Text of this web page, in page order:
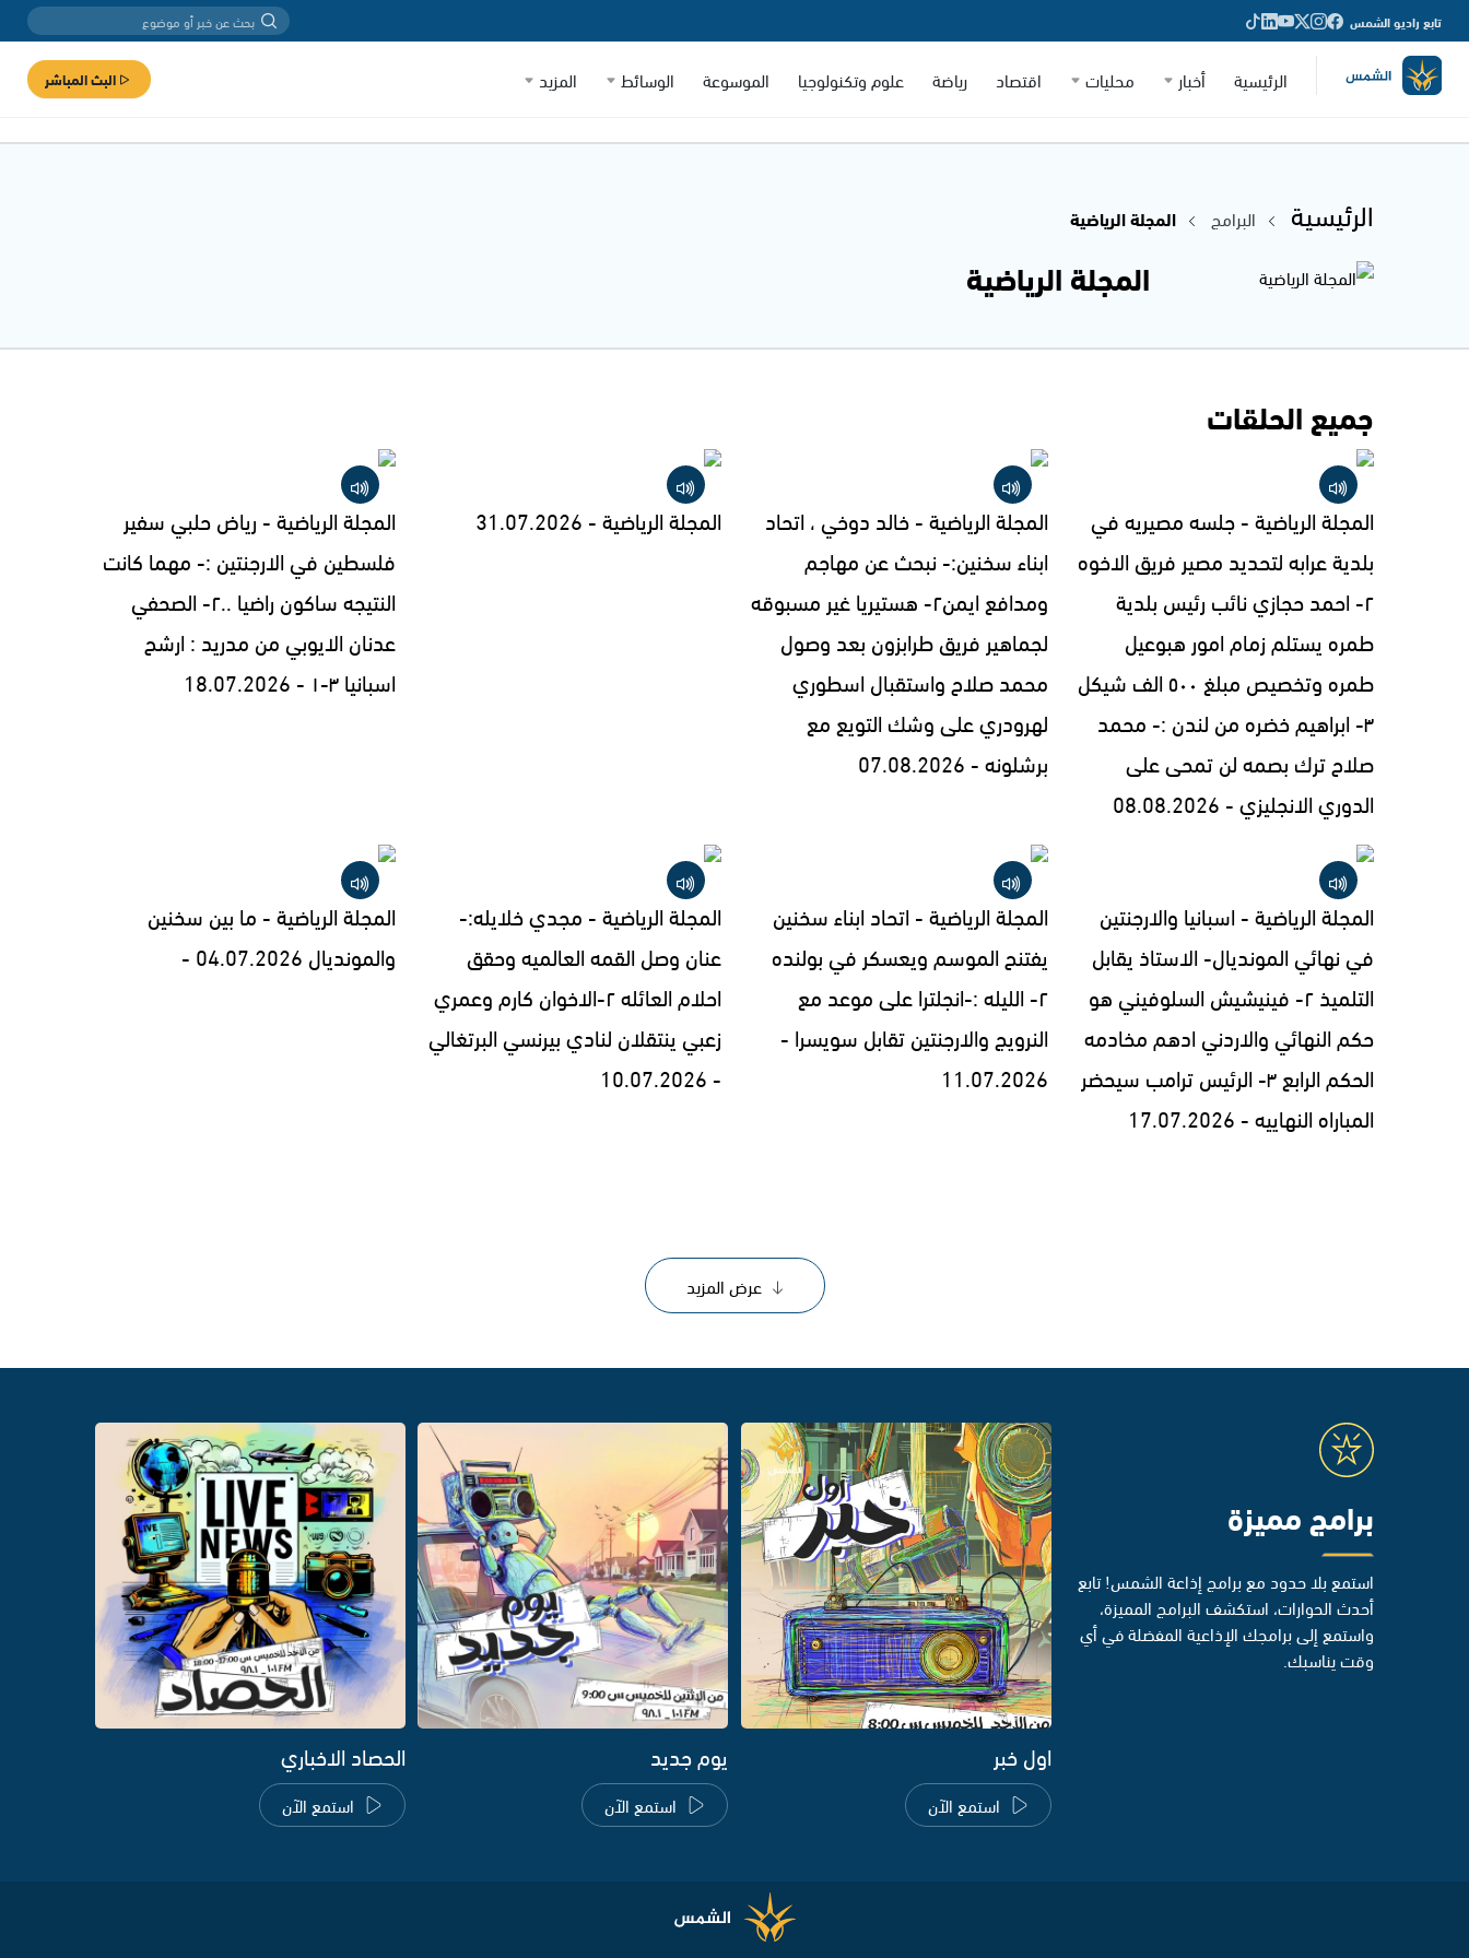
تابع راديو الشمس
الرئيسية أخبار محليات اقتصاد رياضة علوم وتكنولوجيا الموسوعة الوسائط المزيد البث المباشر
الرئيسية البرامج المجلة الرياضية
المجلة الرياضية
جميع الحلقات
المجلة الرياضية - جلسه مصيريه في
بلدية عرابه لتحديد مصير فريق الاخوه
٢- احمد حجازي نائب رئيس بلدية
طمره يستلم زمام امور هبوعيل
طمره وتخصيص مبلغ ٥٠٠ الف شيكل
٣- ابراهيم خضره من لندن :- محمد
صلاح ترك بصمه لن تمحى على
الدوري الانجليزي - 08.08.2026
المجلة الرياضية - خالد دوخي ، اتحاد
ابناء سخنين:- نبحث عن مهاجم
ومدافع ايمن٢- هستيريا غير مسبوقه
لجماهير فريق طرابزون بعد وصول
محمد صلاح واستقبال اسطوري
لهرودري على وشك التويع مع
برشلونه - 07.08.2026
المجلة الرياضية - 31.07.2026
المجلة الرياضية - رياض حلبي سفير
فلسطين في الارجنتين :- مهما كانت
النتيجه ساكون راضيا ..٢- الصحفي
عدنان الايوبي من مدريد : ارشح
اسبانيا ٣-١ - 18.07.2026
المجلة الرياضية - اسبانيا والارجنتين
في نهائي المونديال- الاستاذ يقابل
التلميذ ٢- فينيشيش السلوفيني هو
حكم النهائي والاردني ادهم مخادمه
الحكم الرابع ٣- الرئيس ترامب سيحضر
المباراه النهاييه - 17.07.2026
المجلة الرياضية - اتحاد ابناء سخنين
يفتنح الموسم ويعسكر في بولنده
٢- الليله :-انجلترا على موعد مع
النرويج والارجنتين تقابل سويسرا -
11.07.2026
المجلة الرياضية - مجدي خلايله:-
عنان وصل القمه العالميه وحقق
احلام العائله ٢-الاخوان كارم وعمري
زعبي ينتقلان لنادي بيرنسي البرتغالي
- 10.07.2026
المجلة الرياضية - ما بين سخنين
والمونديال 04.07.2026 -
عرض المزيد
برامج مميزة
استمع بلا حدود مع برامج إذاعة الشمس! تابع
أحدث الحوارات، استكشف البرامج المميزة،
واستمع إلى برامجك الإذاعية المفضلة في أي
وقت يناسبك.
اول خبر
استمع الآن
يوم جديد
استمع الآن
الحصاد الاخباري
استمع الآن